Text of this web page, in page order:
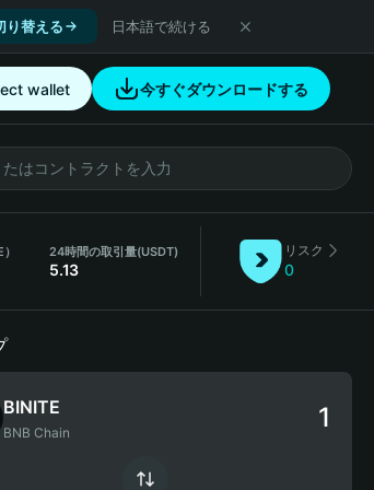
り替える 日本語で続ける
wallet 今すぐダウンロードする
24時間の取引量(USDT)
5.13
リスク
0
BINITE
BNB Chain